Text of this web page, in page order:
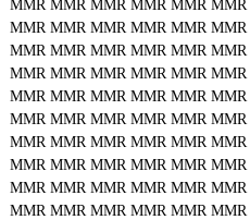
MMR MMR MMR MMR MMR MMR
MMR MMR MMR MMR MMR MMR
MMR MMR MMR MMR MMR MMR
MMR MMR MMR MMR MMR MMR
MMR MMR MMR MMR MMR MMR
MMR MMR MMR MMR MMR MMR
MMR MMR MMR MMR MMR MMR
MMR MMR MMR MMR MMR MMR
MMR MMR MMR MMR MMR MMR
MMR MMR MMR MMR MMR MMR